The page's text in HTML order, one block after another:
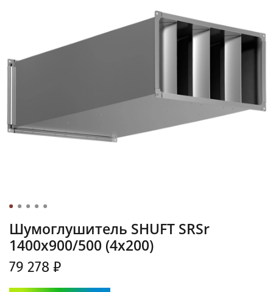
Шумоглушитель SHUFT SRSr
1400x900/500 (4x200)
79 278 ₽